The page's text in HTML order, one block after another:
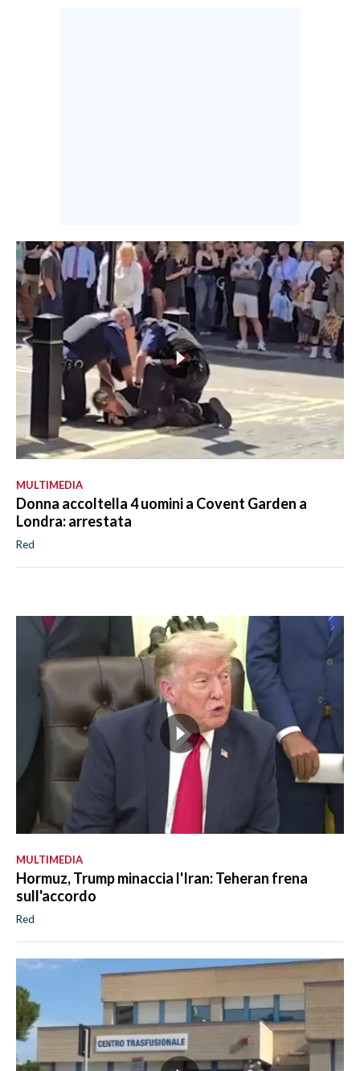
MULTIMEDIA
Donna accoltella 4 uomini a Covent Garden a
Londra: arrestata
Red
MULTIMEDIA
Hormuz, Trump minaccia l'Iran: Teheran frena
sull'accordo
Red